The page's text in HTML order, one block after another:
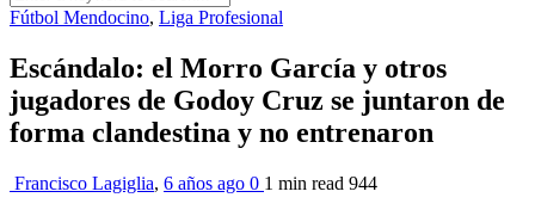
Fútbol Mendocino, Liga Profesional
Escándalo: el Morro García y otros
jugadores de Godoy Cruz se juntaron de
forma clandestina y no entrenaron
Francisco Lagiglia, 6 años ago 0 1 min read 944